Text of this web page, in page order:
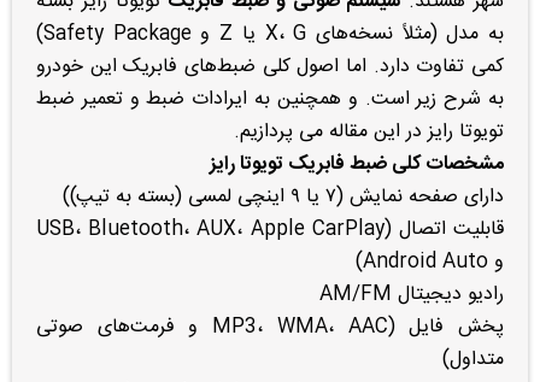
به مدل (مثلاً نسخه‌های X، G یا Z و Safety Package)
کمی تفاوت دارد. اما اصول کلی ضبط‌های فابریک این خودرو
به شرح زیر است. و همچنین به ایرادات ضبط و تعمیر ضبط
تویوتا رایز در این مقاله می پردازیم.
مشخصات کلی ضبط فابریک تویوتا رایز
دارای صفحه نمایش (۷ یا ۹ اینچی لمسی (بسته به تیپ))
قابلیت اتصال (USB، Bluetooth، AUX، Apple CarPlay
و Android Auto)
رادیو دیجیتال AM/FM
پخش فایل (MP3، WMA، AAC و فرمت‌های صوتی
متداول)